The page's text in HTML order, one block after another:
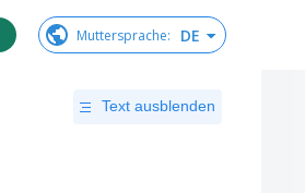
Muttersprache: DE
Text ausblenden